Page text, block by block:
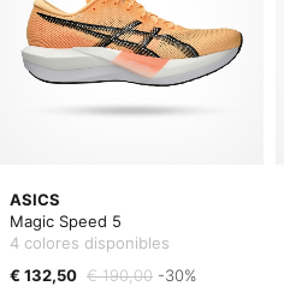
ASICS
Magic Speed 5
4 colores disponibles
€ 132,50 € 190,00 -30%